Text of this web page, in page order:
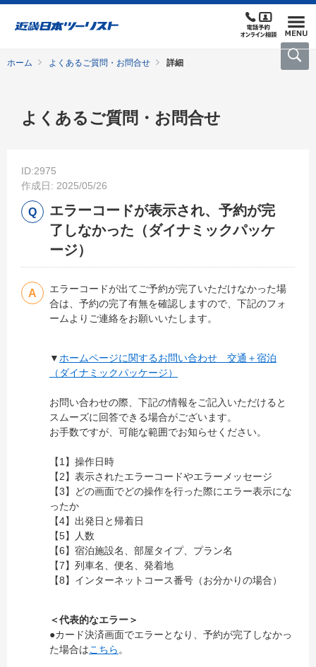
ホーム よくあるご質問・お問合せ 詳細
よくあるご質問・お問合せ
ID:2975
作成日: 2025/05/26
エラーコードが表示され、予約が完
了しなかった（ダイナミックパッケ
ージ）
エラーコードが出てご予約が完了いただけなかった場
合は、予約の完了有無を確認しますので、下記のフォ
ームよりご連絡をお願いいたします。
▼ ホームページに関するお問い合わせ 交通＋宿泊
（ダイナミックパッケージ）
お問い合わせの際、下記の情報をご記入いただけると
スムーズに回答できる場合がございます。
お手数ですが、可能な範囲でお知らせください。
【1】操作日時
【2】表示されたエラーコードやエラーメッセージ
【3】どの画面でどの操作を行った際にエラー表示にな
ったか
【4】出発日と帰着日
【5】人数
【6】宿泊施設名、部屋タイプ、プラン名
【7】列車名、便名、発着地
【8】インターネットコース番号（お分かりの場合）
＜代表的なエラー＞
●カード決済画面でエラーとなり、予約が完了しなかっ
た場合はこちら 。